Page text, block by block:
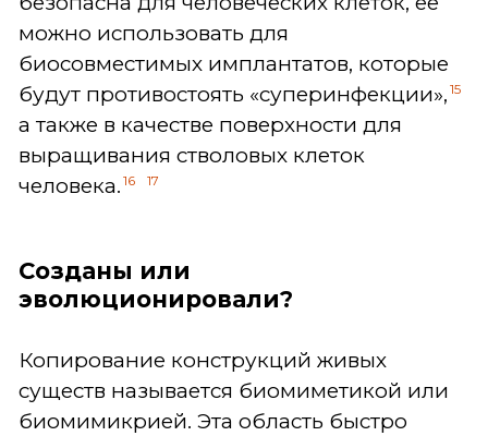
можно использовать для
биосовместимых имплантатов, которые
будут противостоять «суперинфекции», 15
а также в качестве поверхности для
выращивания стволовых клеток
человека. 16 17
Созданы или
эволюционировали?
Копирование конструкций живых
существ называется биомиметикой или
биомимикрией. Эта область быстро